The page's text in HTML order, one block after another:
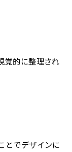
覚的に整理され
とでデザインに